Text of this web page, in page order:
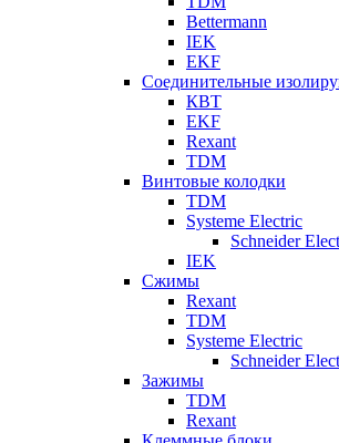
Bettermann
IEK
EKF
Соединительные
КВТ
EKF
Rexant
TDM
Винтовые колодки
TDM
Systeme Electric
Schneider
IEK
Сжимы
Rexant
TDM
Systeme Electric
Schneider
Зажимы
TDM
Rexant